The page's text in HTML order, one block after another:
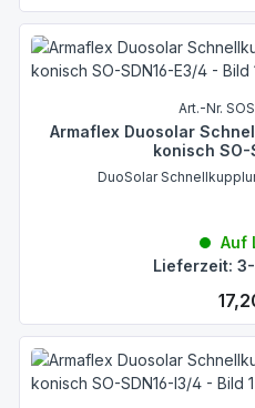
Art.-Nr.
Armaflex Duosolar
konisch SO-
DuoSolar
Auf
Lieferzeit: